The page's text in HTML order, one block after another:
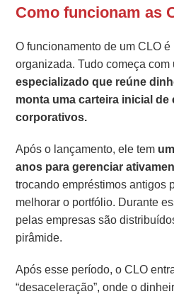
Como funcionam as
O funcionamento de um CLO
organizada. Tudo começa
especializado que reúne
monta uma carteira inicial
corporativos.
Após o lançamento, ele tem
anos para gerenciar
trocando empréstimos antigos
melhorar o portfólio. Durante
pelas empresas são
pirâmide.
Após esse período, o CLO
“desaceleração”, onde o